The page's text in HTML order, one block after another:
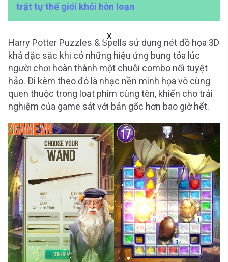
trật tự thế giới khỏi hỗn loạn
X
Harry Potter Puzzles & Spells sử dụng nét đồ họa 3D
khá đặc sắc khi có những hiệu ứng bung tỏa lúc
người chơi hoàn thành một chuỗi combo nối tuyệt
hảo. Đi kèm theo đó là nhạc nền minh họa vô cùng
quen thuộc trong loạt phim cùng tên, khiến cho trải
nghiệm của game sát với bản gốc hơn bao giờ hết.